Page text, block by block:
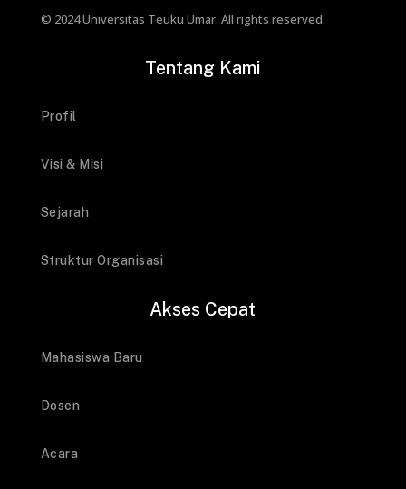
© 2024 Universitas Teuku Umar. All rights reserved.
Tentang Kami
Profil
Visi & Misi
Sejarah
Struktur Organisasi
Akses Cepat
Mahasiswa Baru
Dosen
Acara